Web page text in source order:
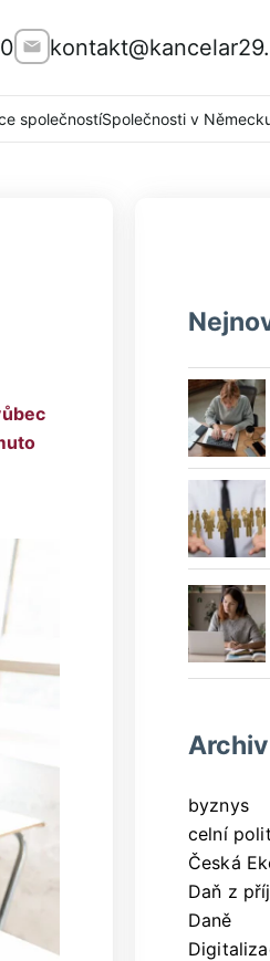
společnostíSpolečnosti v
Archiv
byznys
celní
Česká
Daň z
Daně